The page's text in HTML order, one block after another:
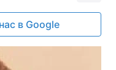
в Google